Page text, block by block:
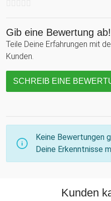
Gib eine Bewertung ab!
Teile Deine Erfahrungen mit
Kunden.
SCHREIB EINE
Keine Bewertungen
Deine Erkenntnisse
Kunden